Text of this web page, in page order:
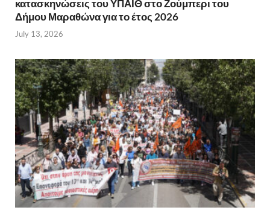
κατασκηνώσεις του ΥΠΑΙΘ στο Ζούμπερι του
Δήμου Μαραθώνα για το έτος 2026
July 13, 2026